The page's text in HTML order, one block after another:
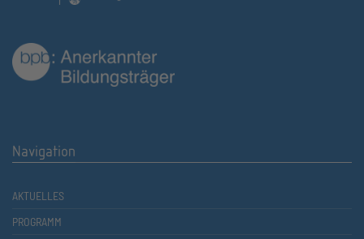
Navigation
AKTUELLES
PROGRAMM